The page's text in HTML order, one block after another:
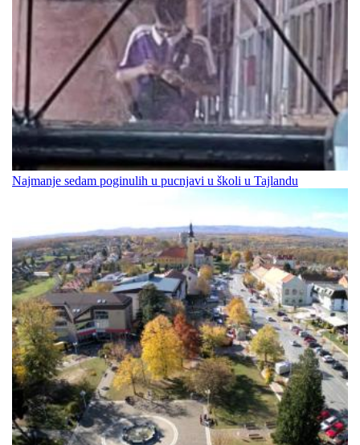
Najmanje sedam poginulih u pucnjavi u školi u Tajlandu